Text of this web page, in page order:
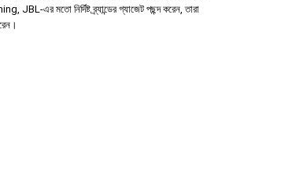
এর মতো নির্দিষ্ট ব্র্যান্ডের গ্যাজেট পছন্দ করেন, তারা